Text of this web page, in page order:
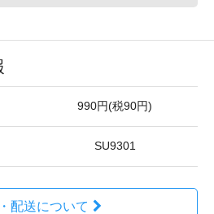
990円(税90円)
SU9301
配送について